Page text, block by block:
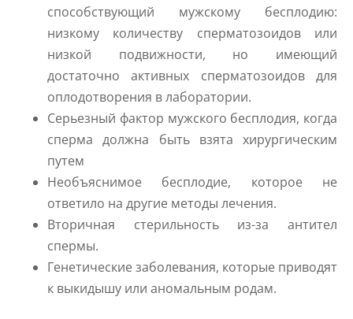
способствующий мужскому бесплодию:
низкому количеству сперматозоидов или
низкой подвижности, но имеющий
достаточно активных сперматозоидов для
оплодотворения в лаборатории.
Серьезный фактор мужского бесплодия, когда
сперма должна быть взята хирургическим
путем
Необъяснимое бесплодие, которое не
ответило на другие методы лечения.
Вторичная стерильность из-за антител
спермы.
Генетические заболевания, которые приводят
к выкидышу или аномальным родам.